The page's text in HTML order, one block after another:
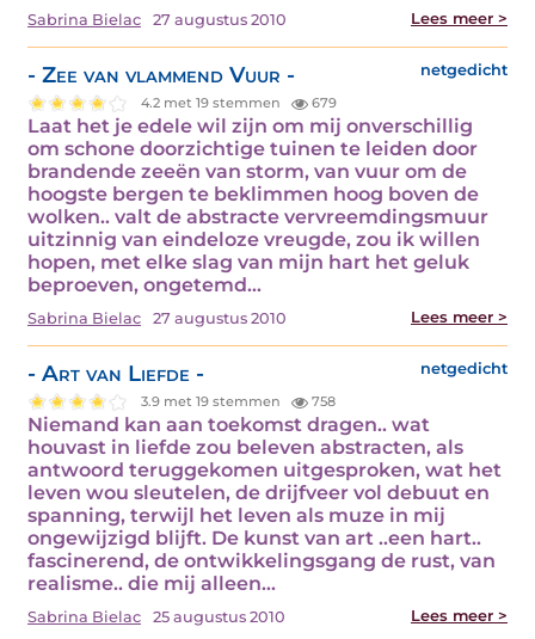
Sabrina Bielac 27 augustus 2010 Lees meer >
- Zee van vlammend Vuur - netgedicht
4.2 met 19 stemmen 679
Laat het je edele wil zijn om mij onverschillig
om schone doorzichtige tuinen te leiden door
brandende zeeën van storm, van vuur om de
hoogste bergen te beklimmen hoog boven de
wolken.. valt de abstracte vervreemdingsmuur
uitzinnig van eindeloze vreugde, zou ik willen
hopen, met elke slag van mijn hart het geluk
beproeven, ongetemd…
Sabrina Bielac 27 augustus 2010 Lees meer >
- Art van Liefde - netgedicht
3.9 met 19 stemmen 758
Niemand kan aan toekomst dragen.. wat
houvast in liefde zou beleven abstracten, als
antwoord teruggekomen uitgesproken, wat het
leven wou sleutelen, de drijfveer vol debuut en
spanning, terwijl het leven als muze in mij
ongewijzigd blijft. De kunst van art ..een hart..
fascinerend, de ontwikkelingsgang de rust, van
realisme.. die mij alleen…
Sabrina Bielac 25 augustus 2010 Lees meer >